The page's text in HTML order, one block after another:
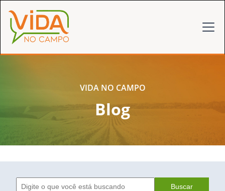
VIDA NO CAMPO
Blog
Buscar